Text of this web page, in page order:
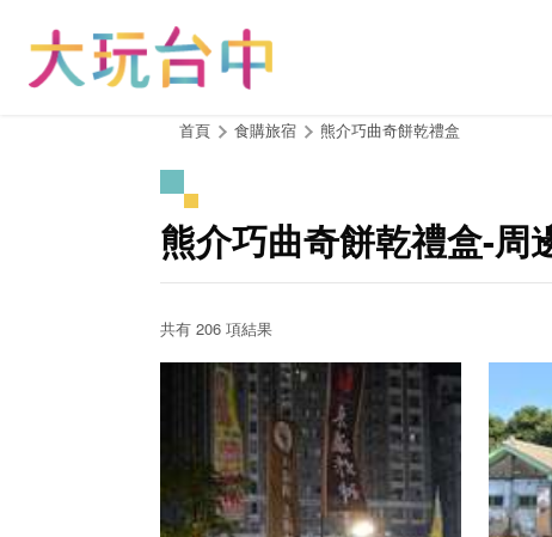
首頁 食購旅宿 熊介巧曲奇餅乾禮盒
熊介巧曲奇餅乾禮盒-周
共有 206 項結果